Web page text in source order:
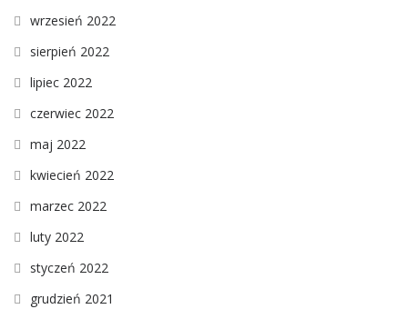
wrzesień 2022
sierpień 2022
lipiec 2022
czerwiec 2022
maj 2022
kwiecień 2022
marzec 2022
luty 2022
styczeń 2022
grudzień 2021